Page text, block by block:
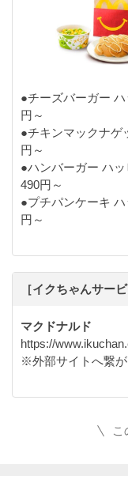
●チーズバーガ
円～
●チキンマックナ
円～
●ハンバーガ
490円～
●プチパンケー
円～
［イクちゃんサー
マクドナルド
https://
※外部サイトへ繋が
こ